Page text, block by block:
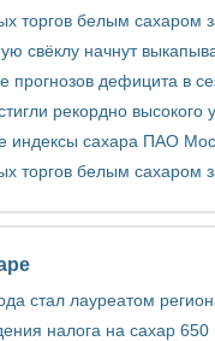
торгов белым сахаром
свёклу начнут
дефицита в
рекордно высокого
сахара ПАО
торгов белым сахаром
стал лауреатом
налога на сахар